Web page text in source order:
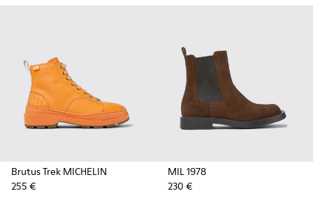
Brutus Trek MICHELIN
255 €
MIL 1978
230 €